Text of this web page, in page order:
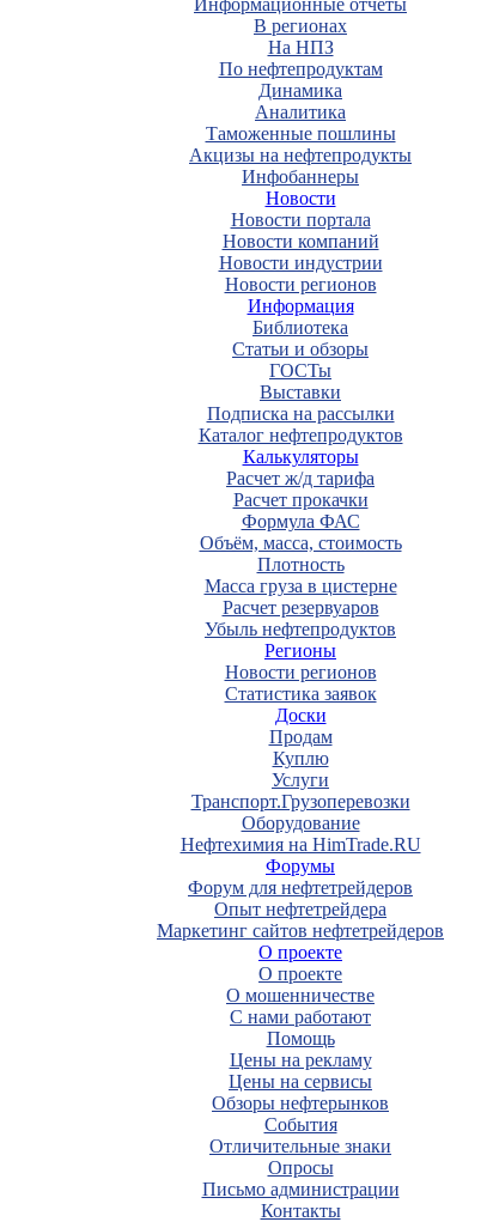
Информационные отчеты
В регионах
На НПЗ
По нефтепродуктам
Динамика
Аналитика
Таможенные пошлины
Акцизы на нефтепродукты
Инфобаннеры
Новости
Новости портала
Новости компаний
Новости индустрии
Новости регионов
Информация
Библиотека
Статьи и обзоры
ГОСТы
Выставки
Подписка на рассылки
Каталог нефтепродуктов
Калькуляторы
Расчет ж/д тарифа
Расчет прокачки
Формула ФАС
Объём, масса, стоимость
Плотность
Масса груза в цистерне
Расчет резервуаров
Убыль нефтепродуктов
Регионы
Новости регионов
Статистика заявок
Доски
Продам
Куплю
Услуги
Транспорт.Грузоперевозки
Оборудование
Нефтехимия на HimTrade.RU
Форумы
Форум для нефтетрейдеров
Опыт нефтетрейдера
Маркетинг сайтов нефтетрейдеров
О проекте
О проекте
О мошенничестве
С нами работают
Помощь
Цены на рекламу
Цены на сервисы
Обзоры нефтерынков
События
Отличительные знаки
Опросы
Письмо администрации
Контакты